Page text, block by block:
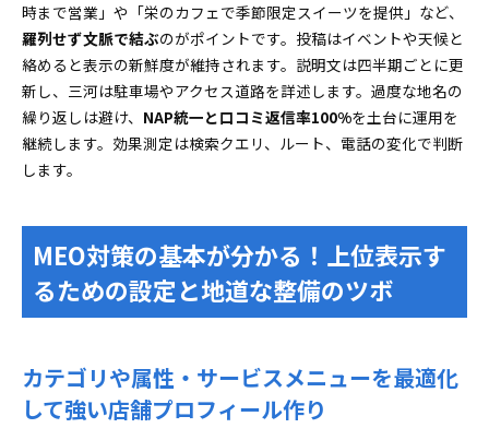
時まで営業」や「栄のカフェで季節限定スイーツを提供」など、
羅列せず文脈で結ぶのがポイントです。投稿はイベントや天候と
絡めると表示の新鮮度が維持されます。説明文は四半期ごとに更
新し、三河は駐車場やアクセス道路を詳述します。過度な地名の
繰り返しは避け、 NAP統一と口コミ返信率100%を土台に運用を
継続します。効果測定は検索クエリ、ルート、電話の変化で判断
します。
MEO対策の基本が分かる！上位表示す
るための設定と地道な整備のツボ
カテゴリや属性・サービスメニューを最適化
して強い店舗プロフィール作り